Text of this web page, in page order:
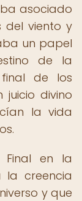
asociado
del viento y
un papel
de la
de los
juicio divino
la vida
Final en la
la creencia
y que